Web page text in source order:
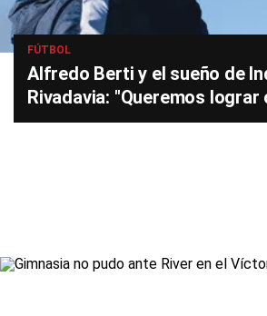
FÚTBOL
Alfredo Berti y el sueño de
Rivadavia: "Queremos